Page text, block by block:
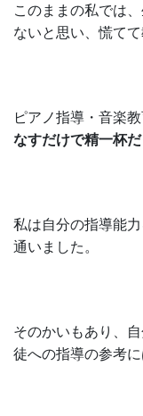
このままの私では
ないと思い、慌て
ピアノ指導・音楽
なすだけで精一杯
私は自分の指導能
通いました。
そのかいもあり、
徒への指導の参考に